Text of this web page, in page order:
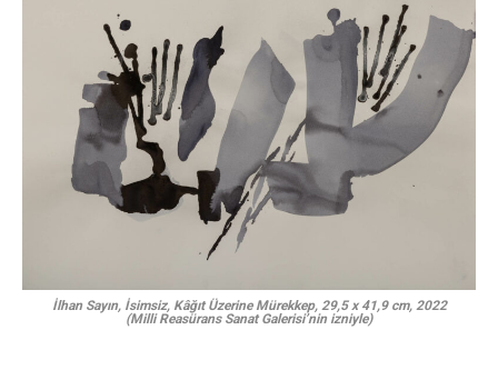
İlhan Sayın, İsimsiz, Kâğıt Üzerine Mürekkep, 29,5 x 41,9 cm, 2022
(Milli Reasürans Sanat Galerisi’nin izniyle)